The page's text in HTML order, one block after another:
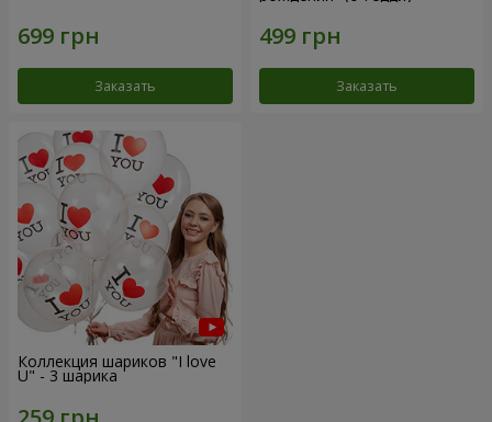
Заказать Заказать
Коллекция шариков "I love
U" - 3 шарика